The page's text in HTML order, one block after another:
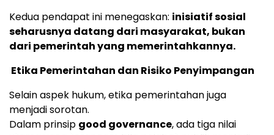
Kedua pendapat ini menegaskan: inisiatif sosial
seharusnya datang dari masyarakat, bukan
dari pemerintah yang memerintahkannya.
Etika Pemerintahan dan Risiko Penyimpangan
Selain aspek hukum, etika pemerintahan juga
menjadi sorotan.
Dalam prinsip good governance, ada tiga nilai